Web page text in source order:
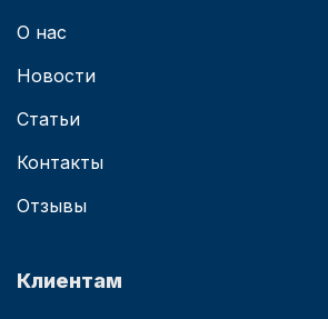
О нас
Новости
Статьи
Контакты
Отзывы
Клиентам